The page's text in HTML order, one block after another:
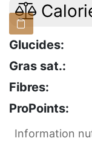
Glucides:
Gras sat.:
Fibres:
ProPoints:
Information